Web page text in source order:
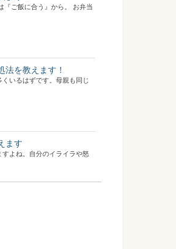
『ご飯に合う』から。 お弁当
を教えます！
いるはずです。母親も同じ
ます
よね。自分のイライラや怒